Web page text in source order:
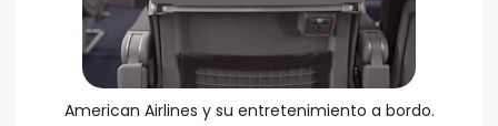
American Airlines y su entretenimiento a bordo.